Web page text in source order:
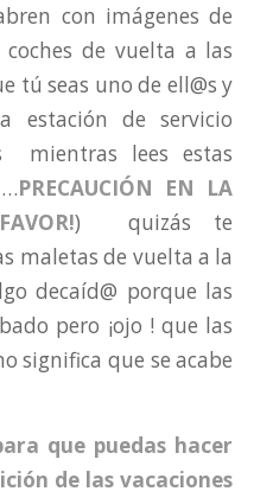
con imágenes de
de vuelta a las
tú seas uno de ell@s y
estación de servicio
mientras lees estas
PRECAUCIÓN EN LA
) quizás te
maletas de vuelta a la
decaíd@ porque las
pero ¡ojo ! que las
significa que se acabe
que puedas hacer
de las vacaciones